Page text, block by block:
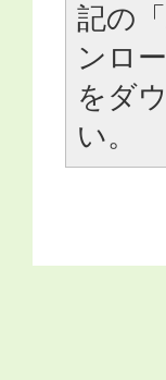
記の
ンロ
をダ
い。